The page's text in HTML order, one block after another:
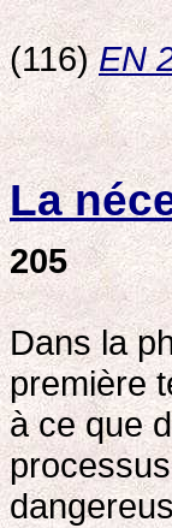
(116)EN
La
205
Dans la
première
à ce que